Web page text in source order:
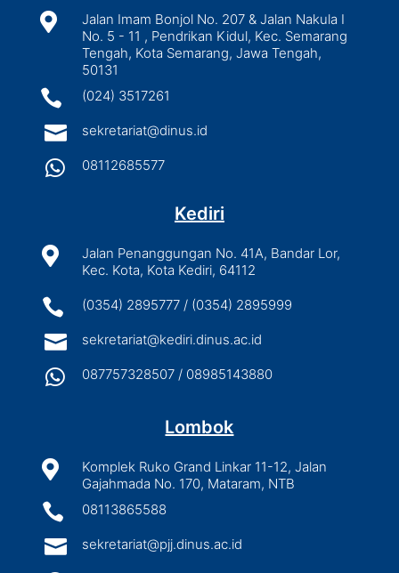

Jalan Imam Bonjol No. 207 & Jalan Nakula I
No. 5 - 11 , Pendrikan Kidul, Kec. Semarang
Tengah, Kota Semarang, Jawa Tengah,
50131
 (024) 3517261
 sekretariat@dinus.id
 08112685577
Kediri

Jalan Penanggungan No. 41A, Bandar Lor,
Kec. Kota, Kota Kediri, 64112
 (0354) 2895777 / (0354) 2895999
 sekretariat@kediri.dinus.ac.id
 087757328507 / 08985143880
Lombok

Komplek Ruko Grand Linkar 11-12, Jalan
Gajahmada No. 170, Mataram, NTB
 08113865588
 sekretariat@pjj.dinus.ac.id